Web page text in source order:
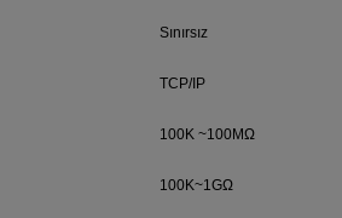
Sınırsız
TCP/IP
100K ~100MΩ
100K~1GΩ